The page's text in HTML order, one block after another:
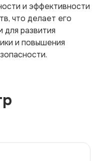
и эффективности
что делает его
для развития
и повышения